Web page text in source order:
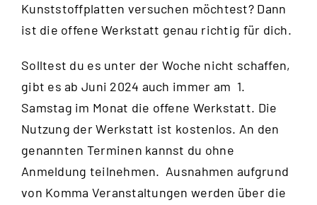
Kunststoffplatten versuchen möchtest? Dann
ist die offene Werkstatt genau richtig für dich.
Solltest du es unter der Woche nicht schaffen,
gibt es ab Juni 2024 auch immer am 1.
Samstag im Monat die offene Werkstatt. Die
Nutzung der Werkstatt ist kostenlos. An den
genannten Terminen kannst du ohne
Anmeldung teilnehmen. Ausnahmen aufgrund
von Komma Veranstaltungen werden über die